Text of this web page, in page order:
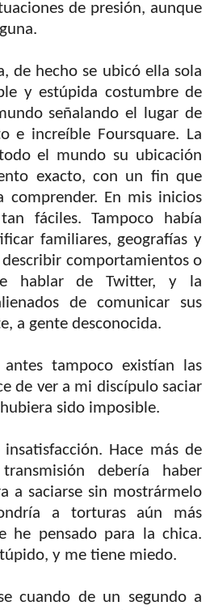
de presión, aunque
de hecho se ubicó ella sola
y estúpida costumbre de
señalando el lugar de
e increíble Foursquare. La
el mundo su ubicación
exacto, con un fin que
comprender. En mis inicios
fáciles. Tampoco había
familiares, geografías y
comportamientos o
hablar de Twitter, y la
de comunicar sus
a gente desconocida.
tampoco existían las
de ver a mi discípulo saciar
sido imposible.
Hace más de
debería haber
a saciarse sin mostrármelo
a torturas aún más
he pensado para la chica.
y me tiene miedo.
cuando de un segundo a